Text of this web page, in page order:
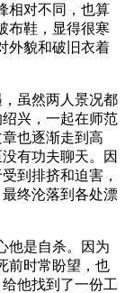
相对不同，也算
布鞋，显得很寒
外貌和破旧衣着
虽然两人景况都
兴，一起在师范
也逐渐走到高
有功夫聊天。因
到排挤和迫害，
终沦落到各处漂
他是自杀。因为
前时常盼望，也
他找到了一份工